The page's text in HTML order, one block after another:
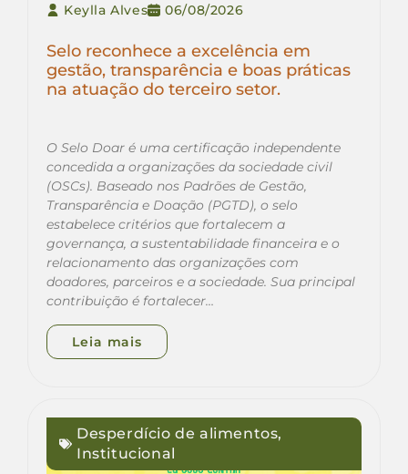
Keylla Alves 06/08/2026
Selo reconhece a excelência em
gestão, transparência e boas práticas
na atuação do terceiro setor.
O Selo Doar é uma certificação independente
concedida a organizações da sociedade civil
(OSCs). Baseado nos Padrões de Gestão,
Transparência e Doação (PGTD), o selo
estabelece critérios que fortalecem a
governança, a sustentabilidade financeira e o
relacionamento das organizações com
doadores, parceiros e a sociedade. Sua principal
contribuição é fortalecer…
Leia mais
Desperdício de alimentos,
Institucional